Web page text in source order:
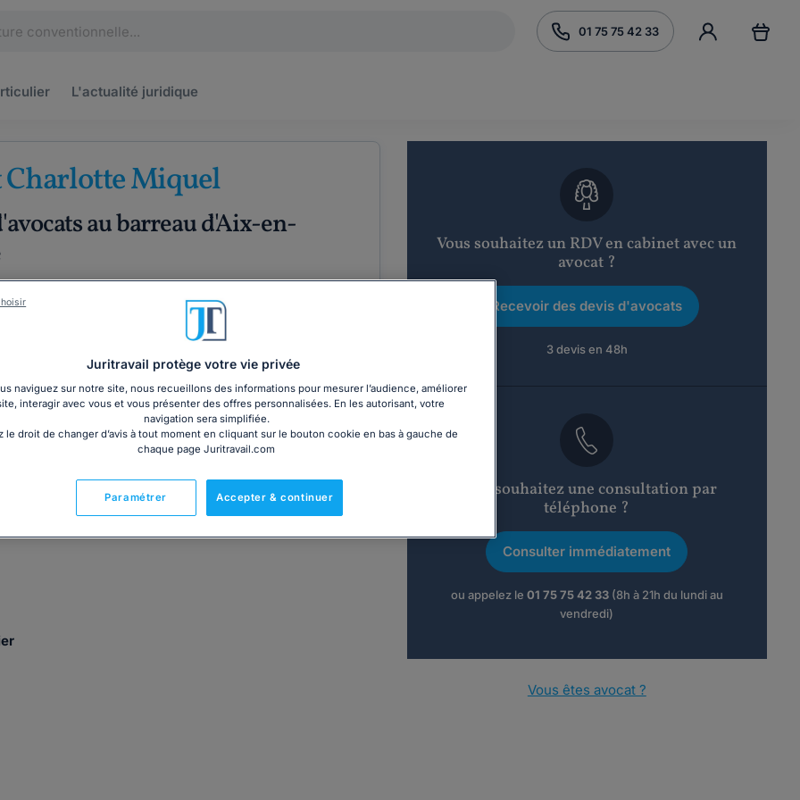
01 75 75 42 33
L'actualité juridique
Charlotte Miquel
au barreau d'Aix-en-
d'affaires parisien, je mets au service des particuliers
bien en conseil qu'en contentieux.
Vous souhaitez un RDV en cabinet avec un
avocat ?
Recevoir des devis d'avocats
3 devis en 48h
Vous souhaitez une consultation par
téléphone ?
Consulter immédiatement
ou appelez le 01 75 75 42 33(8h à 21h du lundi au
vendredi)
Vous êtes avocat ?
Juritravail protège votre vie privée
naviguez sur notre site, nous recueillons des informations pour mesurer l’audience, améliorer
interagir avec vous et vous présenter des offres personnalisées. En les autorisant, votre
navigation sera simplifiée.
le droit de changer d’avis à tout moment en cliquant sur le bouton cookie en bas à gauche de
chaque page Juritravail.com
Accepter & continuer
Paramétrer